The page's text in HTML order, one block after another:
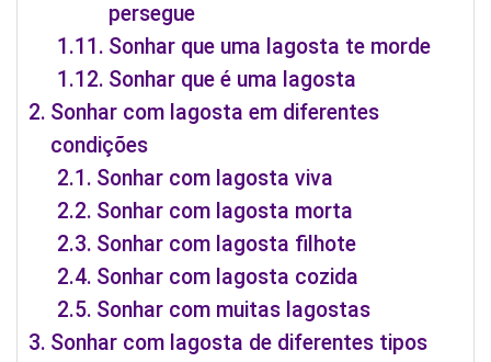
persegue
Sonhar que uma lagosta te morde
Sonhar que é uma lagosta
Sonhar com lagosta em diferentes
condições
Sonhar com lagosta viva
Sonhar com lagosta morta
Sonhar com lagosta filhote
Sonhar com lagosta cozida
Sonhar com muitas lagostas
Sonhar com lagosta de diferentes tipos